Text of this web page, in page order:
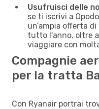
Usufruisci delle
se ti iscrivi a
un’ampia offerta
tutto l'anno, oltre
viaggiare con
Compagnie
per la tratta
Con Ryanair portrai